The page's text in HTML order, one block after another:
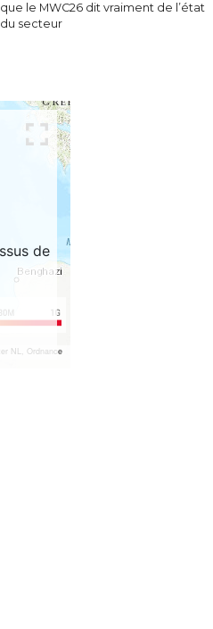
que le MWC26 dit vraiment de l’état
du secteur